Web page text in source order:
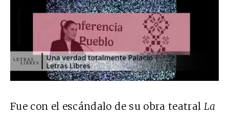
Fue con el escándalo de su obra teatral La